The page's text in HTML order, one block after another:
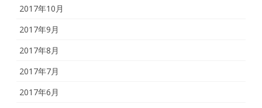
2017年10月
2017年9月
2017年8月
2017年7月
2017年6月